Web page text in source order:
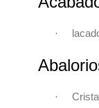
·
· Cristal